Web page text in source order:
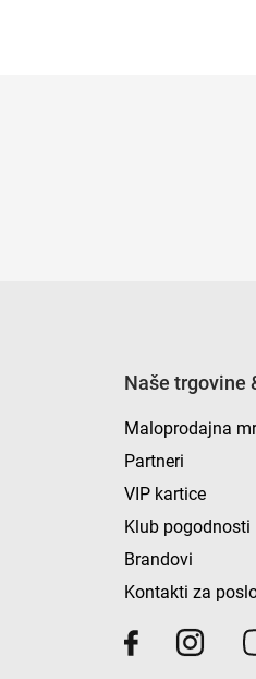
Naše trgovine
Maloprodajna
Partneri
VIP kartice
Klub pogodnosti
Brandovi
Kontakti za